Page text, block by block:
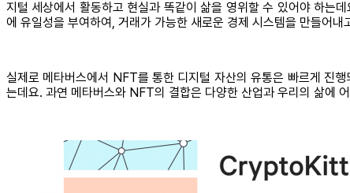
지털 세상에서 활동하고 현실과 똑같이 삶을 영위할 수 있어야 하는
에 유일성을 부여하여, 거래가 가능한 새로운 경제 시스템을 만들어내
실제로 메타버스에서 NFT를 통한 디지털 자산의 유통은 빠르게 진
는데요. 과연 메타버스와 NFT의 결합은 다양한 산업과 우리의 삶에